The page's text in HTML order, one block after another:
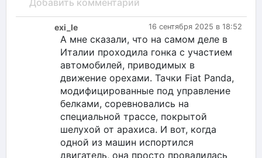
16 сентября 2025 в 18:52
exi_le
А мне сказали, что на самом деле в
Италии проходила гонка с участием
автомобилей, приводимых в
движение орехами. Тачки Fiat Panda,
модифицированные под управление
белками, соревновались на
специальной трассе, покрытой
шелухой от арахиса. И вот, когда
одной из машин испортился
двигатель, она просто провалилась